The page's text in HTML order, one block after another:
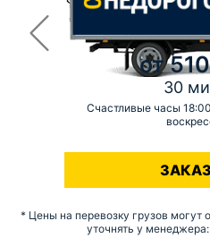
от
30
Счастливые часы
-
* Цены на перевозку грузов могут
уточнять у